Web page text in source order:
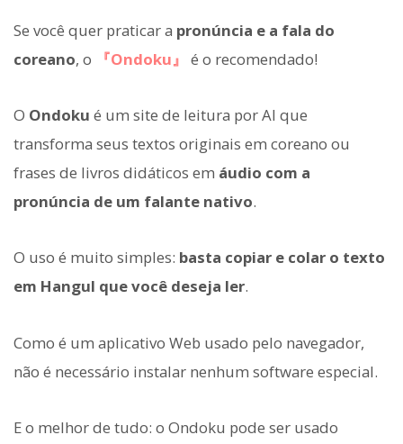
Se você quer praticar a pronúncia e a fala do
coreano, o 『Ondoku』 é o recomendado!
O Ondoku é um site de leitura por AI que
transforma seus textos originais em coreano ou
frases de livros didáticos em áudio com a
pronúncia de um falante nativo.
O uso é muito simples: basta copiar e colar o texto
em Hangul que você deseja ler.
Como é um aplicativo Web usado pelo navegador,
não é necessário instalar nenhum software especial.
E o melhor de tudo: o Ondoku pode ser usado